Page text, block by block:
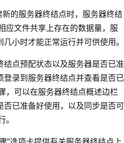
的服务器终结点时，服务器终结
应文件共享上存在的数据量，服
小时才能正常运行并可供使用。
点预配状态以及服务器是否已准
录到服务器终结点并查看是否已
，可以在服务器终结点概述边栏
已准备好使用，以及同步是否可